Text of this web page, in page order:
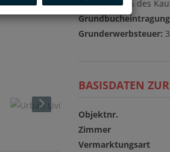
Provision: 3% des
Grunderwerbsteuer:
BASISDATEN
Objektnr.
Zimmer
Vermarktungsart